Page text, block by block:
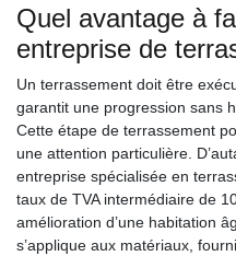
Quel avantage à
entreprise de
Un terrassement doit être
garantit une progression sans
Cette étape de terrassement
une attention particulière.
entreprise spécialisée en
taux de TVA intermédiaire de
amélioration d’une habitation
s’applique aux matériaux,